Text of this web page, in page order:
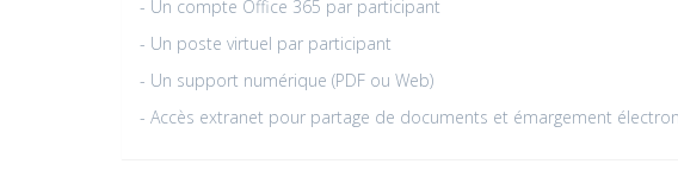
- Un compte Office 365 par participant
- Un poste virtuel par participant
- Un support numérique (PDF ou Web)
- Accès extranet pour partage de documents et émargement